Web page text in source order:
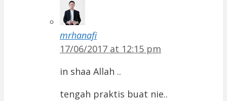
mrhanafi
17/06/2017 at 12:15 pm
in shaa Allah ..
tengah praktis buat nie..